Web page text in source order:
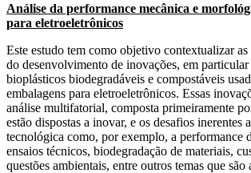
Análise da performance mecânica e
para eletroeletrônicos
Este estudo tem como objetivo contextualizar
do desenvolvimento de inovações, em
bioplásticos biodegradáveis e compostáveis
embalagens para eletroeletrônicos. Essas
análise multifatorial, composta primeiramente
estão dispostas a inovar, e os desafios inerentes
tecnológica como, por exemplo, a performance
ensaios técnicos, biodegradação de materiais,
questões ambientais, entre outros temas que são